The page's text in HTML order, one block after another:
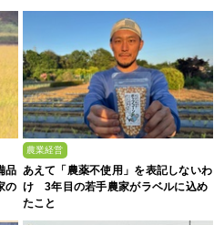
品
の
農業経営
あえて「農薬不使用」を表記しないわ
け 3年目の若手農家がラベルに込め
たこと